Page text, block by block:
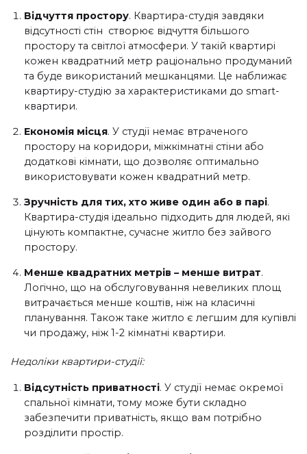
Відчуття простору. Квартира-студія завдяки
відсутності стін створює відчуття більшого
простору та світлої атмосфери. У такій квартирі
кожен квадратний метр раціонально продуманий
та буде використаний мешканцями. Це наближає
квартиру-студію за характеристиками до smart-
квартири.
Економія місця. У студії немає втраченого
простору на коридори, міжкімнатні стіни або
додаткові кімнати, що дозволяє оптимально
використовувати кожен квадратний метр.
Зручність для тих, хто живе один або в парі.
Квартира-студія ідеально підходить для людей, які
цінують компактне, сучасне житло без зайвого
простору.
Менше квадратних метрів – менше витрат.
Логічно, що на обслуговування невеликих площ
витрачається менше коштів, ніж на класичні
планування. Також таке житло є легшим для купівлі
чи продажу, ніж 1-2 кімнатні квартири.
Недоліки квартири-студії:
Відсутність приватності. У студії немає окремої
спальної кімнати, тому може бути складно
забезпечити приватність, якщо вам потрібно
розділити простір.